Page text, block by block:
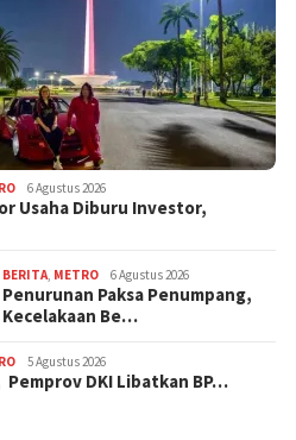
6 Agustus 2026
Usaha Diburu Investor,
BERITA, METRO 6 Agustus 2026
Penurunan Paksa Penumpang,
Kecelakaan Be…
5 Agustus 2026
Pemprov DKI Libatkan BP…